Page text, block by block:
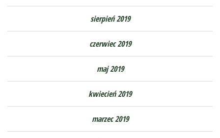
sierpień 2019
czerwiec 2019
maj 2019
kwiecień 2019
marzec 2019